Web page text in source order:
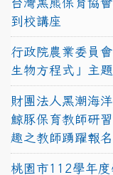
到校講座
行政院農業委員
生物方程式」主
財團法人黑潮海
鯨豚保育教師研
趣之教師踴躍報名
桃園市112學年